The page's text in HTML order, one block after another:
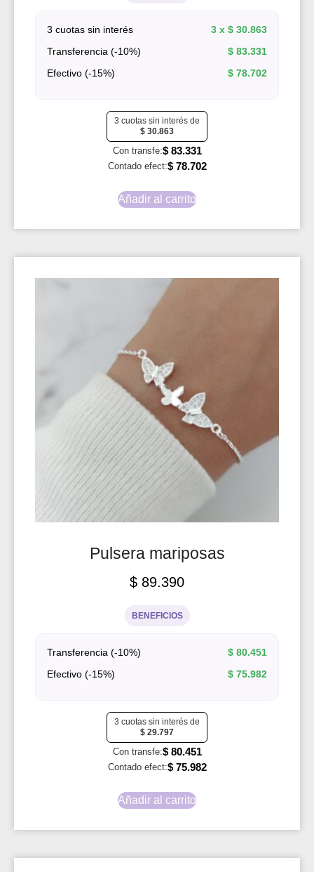
3 cuotas sin interés 3 x $ 30.863
Transferencia (-10%)
$ 83.331
Efectivo (-15%)
$ 78.702
3 cuotas sin interés de
$ 30.863
Con transfe:$83.331
Contado efect:$78.702
Añadir al carrito
Pulsera mariposas
$ 89.390
BENEFICIOS
Transferencia (-10%) $ 80.451
Efectivo (-15%)
$ 75.982
3 cuotas sin interés de
$ 29.797
Con transfe:$80.451
Contado efect:$75.982
Añadir al carrito